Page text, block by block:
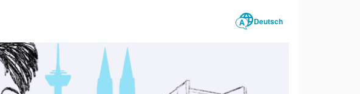
Deutsch